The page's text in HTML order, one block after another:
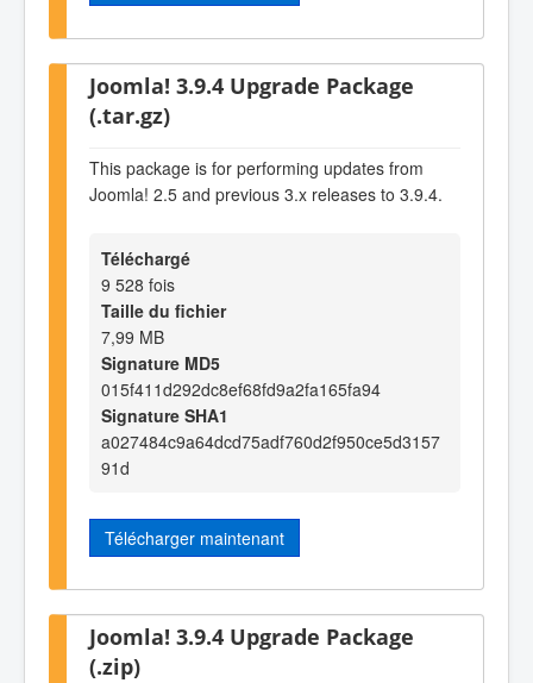
Joomla! 3.9.4 Upgrade Package
(.tar.gz)
This package is for performing updates from
Joomla! 2.5 and previous 3.x releases to 3.9.4.
Téléchargé
9 528 fois
Taille du fichier
7,99 MB
Signature MD5
015f411d292dc8ef68fd9a2fa165fa94
Signature SHA1
a027484c9a64dcd75adf760d2f950ce5d3157
91d
Télécharger maintenant
Joomla! 3.9.4 Upgrade Package
(.zip)